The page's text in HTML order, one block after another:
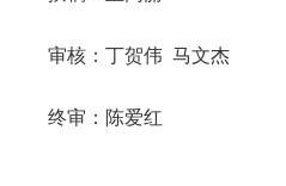
审核：丁贺伟 马文杰
终审：陈爱红